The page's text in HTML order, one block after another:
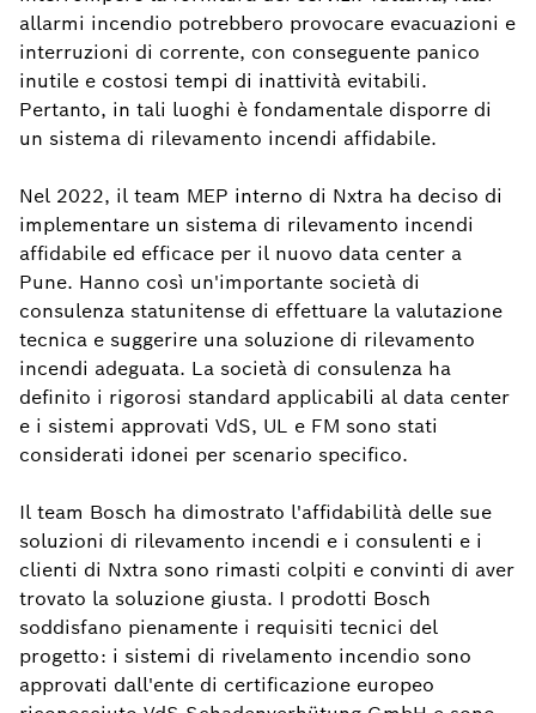
allarmi incendio potrebbero provocare evacuazioni e
interruzioni di corrente, con conseguente panico
inutile e costosi tempi di inattività evitabili.
Pertanto, in tali luoghi è fondamentale disporre di
un sistema di rilevamento incendi affidabile.
Nel 2022, il team MEP interno di Nxtra ha deciso di
implementare un sistema di rilevamento incendi
affidabile ed efficace per il nuovo data center a
Pune. Hanno così un'importante società di
consulenza statunitense di effettuare la valutazione
tecnica e suggerire una soluzione di rilevamento
incendi adeguata. La società di consulenza ha
definito i rigorosi standard applicabili al data center
e i sistemi approvati VdS, UL e FM sono stati
considerati idonei per scenario specifico.
Il team Bosch ha dimostrato l'affidabilità delle sue
soluzioni di rilevamento incendi e i consulenti e i
clienti di Nxtra sono rimasti colpiti e convinti di aver
trovato la soluzione giusta. I prodotti Bosch
soddisfano pienamente i requisiti tecnici del
progetto: i sistemi di rivelamento incendio sono
approvati dall'ente di certificazione europeo